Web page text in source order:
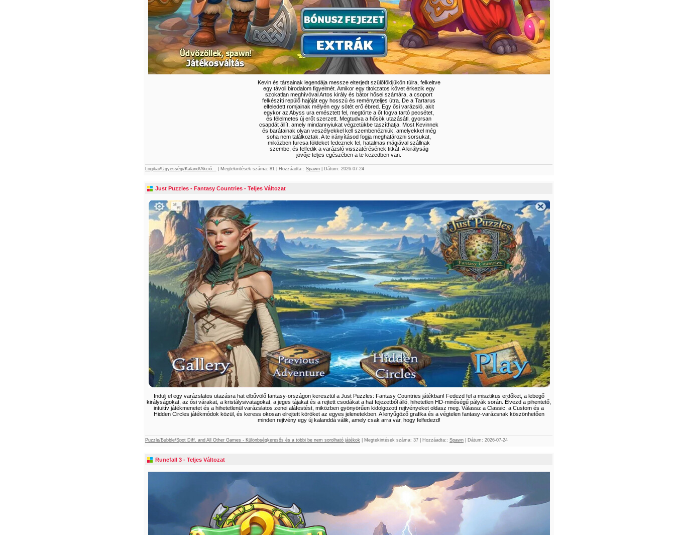
Kevin és társainak legendája messze elterjedt szülőföldjükön túlra, felkeltve
egy távoli birodalom figyelmét. Amikor egy titokzatos követ érkezik egy
szokatlan meghívóval Artos király és bátor hősei számára, a csoport
felkészíti repülő hajóját egy hosszú és reményteljes útra. De a Tartarus
elfeledett romjainak mélyén egy sötét erő ébred. Egy ősi varázsló, akit
egykor az Abyss ura emésztett fel, megtörte a őt fogva tartó pecsétet,
és félelmetes új erőt szerzett. Megtudva a hősök utazásátl, gyorsan
csapdát állít, amely mindannyiukat végzetükbe taszíthatja. Most Kevinnek
és barátainak olyan veszélyekkel kell szembenézniük, amelyekkel még
soha nem találkoztak. A te irányításod fogja meghatározni sorsukat,
miközben furcsa földeket fedeznek fel, hatalmas mágiával szállnak
szembe, és felfedik a varázsló visszatérésének titkát. A királyság
jövője teljes egészében a te kezedben van.
Logikai/Ügyességi/Kaland/Akció... Megtekintések száma: 81 Hozzáadta:: Spawn Dátum: 2026-07-24
Just Puzzles - Fantasy Countries - Teljes Változat
Indulj el egy varázslatos utazásra hat elbűvölő fantasy-országon keresztül a Just Puzzles: Fantasy Countries játékban! Fedezd fel a misztikus erdőket, a lebegő
királyságokat, az ősi várakat, a kristálysivatagokat, a jeges tájakat és a rejtett csodákat a hat fejezetből álló, hihetetlen HD-minőségű pályák során. Élvezd a pihentető,
intuitív játékmenetet és a hihetetlenül varázslatos zenei aláfestést, miközben gyönyörűen kidolgozott rejtvényeket oldasz meg. Válassz a Classic, a Custom és a
Hidden Circles játékmódok közül, és keress okosan elrejtett köröket az egyes jelenetekben. A lenyűgöző grafika és a végtelen fantasy-varázsnak köszönhetően
minden rejtvény egy új kalanddá válik, amely csak arra vár, hogy felfedezd!
Puzzle/Bubble/Spot Diff. and All Other Games - Különbségkeresős és a többi be nem sorolható játékok Megtekintések száma: 37 Hozzáadta:: Spawn Dátum: 2026-07-24
Runefall 3 - Teljes Változat